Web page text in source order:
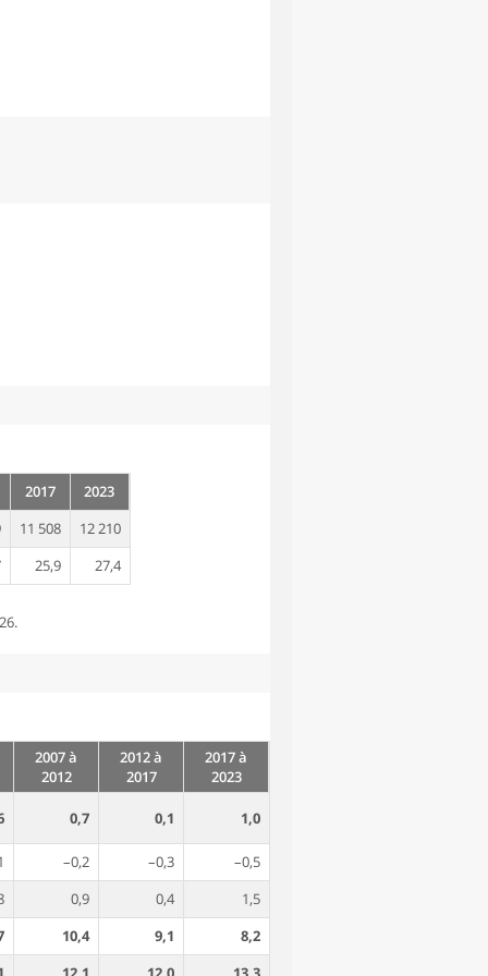
2017
2023
11 508
12 210
25,9 27,4
2007 à
2012
2012 à
2017
2017 à
2023
0,7 0,1 1,0
–0,2 –0,3
–0,5
0,9 0,4
1,5
10,4 9,1
8,2